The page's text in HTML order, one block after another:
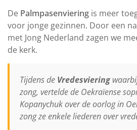
De Palmpasenviering is meer
voor jonge gezinnen. Door een
met Jong Nederland zagen we
de kerk.
Tijdens de Vredesviering
zong, vertelde de Oekraïense
Kopanychuk over de oorlog in
zong ze enkele liederen over